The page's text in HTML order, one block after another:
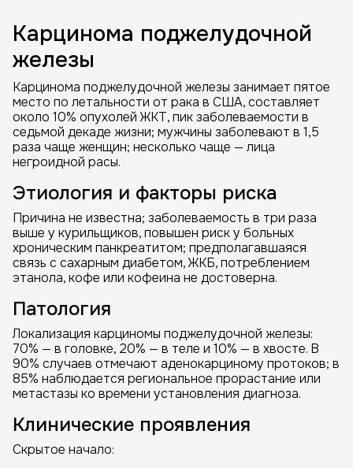
Карцинома поджелудочной
железы
Карцинома поджелудочной железы занимает пятое
место по летальности от рака в США, составляет
около 10% опухолей ЖКТ, пик заболеваемости в
седьмой декаде жизни; мужчины заболевают в 1,5
раза чаще женщин; несколько чаще — лица
негроидной расы.
Этиология и факторы риска
Причина не известна; заболеваемость в три раза
выше у курильщиков, повышен риск у больных
хроническим панкреатитом; предполагавшаяся
связь с сахарным диабетом, ЖКБ, потреблением
этанола, кофе или кофеина не достоверна.
Патология
Локализация карциномы поджелудочной железы:
70% — в головке, 20% — в теле и 10% — в хвосте. В
90% случаев отмечают аденокарциному протоков; в
85% наблюдается региональное прорастание или
метастазы ко времени установления диагноза.
Клинические проявления
Скрытое начало: